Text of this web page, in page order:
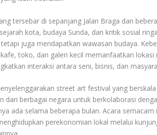
tersebar di sepanjang Jalan Braga dan
kota, budaya Sunda, dan kritik sosial
juga mendapatkan wawasan budaya.
toko, dan galeri kecil memanfaatkan lokasi
interaksi antara seni, bisnis, dan
street art festival yang
dari berbagai negara untuk berkolaborasi
ada selama beberapa bulan. Acara semacam
perekonomian lokal melalui